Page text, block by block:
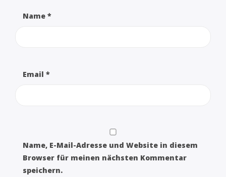
Name *
Email *
Name, E-Mail-Adresse und Website in diesem
Browser für meinen nächsten Kommentar
speichern.